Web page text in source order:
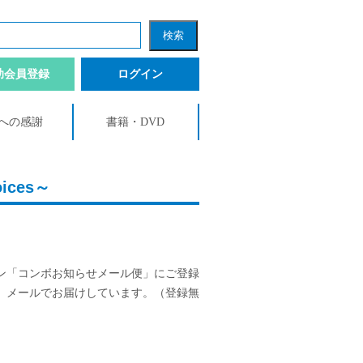
会員登録 ログイン
の感謝 書籍・DVD
～
コンボお知らせメール便」にご登録
ールでお届けしています。（登録無